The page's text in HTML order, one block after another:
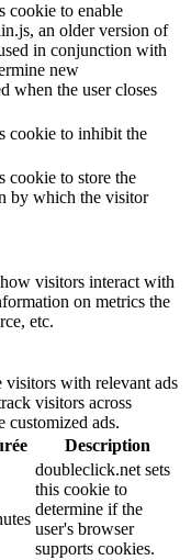
cookie to enable
an older version of
in conjunction with
new
when the user closes
cookie to inhibit the
cookie to store the
by which the visitor
visitors interact with
on metrics the
etc.
visitors with relevant ads
visitors across
customized ads.
Description
doubleclick.net sets
this cookie to
determine if the
user's browser
supports cookies.